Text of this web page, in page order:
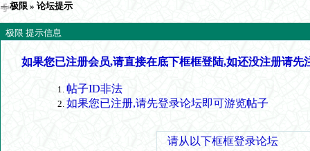
极限 » 论坛提示
极限 提示信息
如果您已注册会员,请直接在底下框框登陆,如还没注册请先
帖子ID非法
如果您已注册,请先登录论坛即可游览帖子
请从以下框框登录论坛